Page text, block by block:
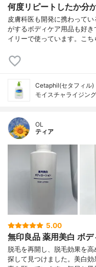
何度リピートしたか分
皮膚科医も開発に携わって
がするボディケア用品も好
イリーで使っています。こ
Cetaphil(セタフィル)
モイスチャライジン
OL
ティア
5.00
無印良品 薬用美白 ボ
脱毛を再開し、脱毛効果を
探して見つけました。美白